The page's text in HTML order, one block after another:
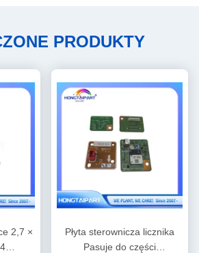
PRODUKTY
2,7 ×
Płyta sterownicza licznika
Pasuje do części